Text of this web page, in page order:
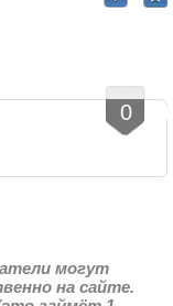
0
могут
на сайте.